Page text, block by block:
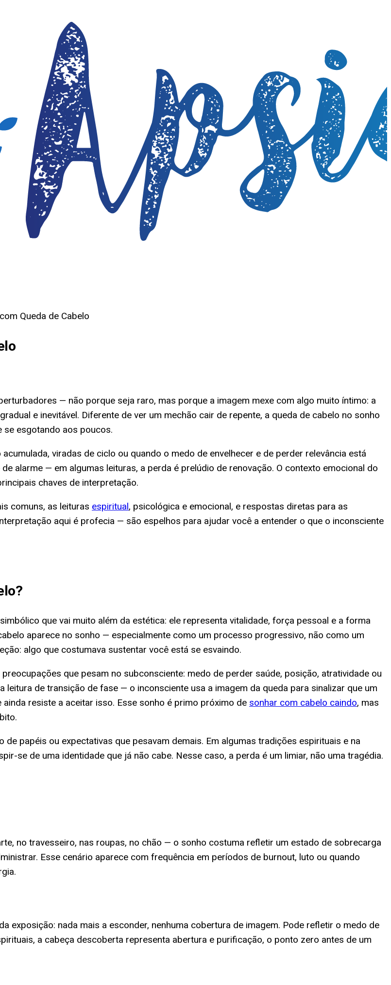
Queda de Cabelo
— não porque seja raro, mas porque a imagem mexe com algo muito íntimo: a
e inevitável. Diferente de ver um mechão cair de repente, a queda de cabelo no sonho
esgotando aos poucos.
viradas de ciclo ou quando o medo de envelhecer e de perder relevância está
alarme — em algumas leituras, a perda é prelúdio de renovação. O contexto emocional do
chaves de interpretação.
comuns, as leituras espiritual, psicológica e emocional, e respostas diretas para as
aqui é profecia — são espelhos para ajudar você a entender o que o inconsciente
?
que vai muito além da estética: ele representa vitalidade, força pessoal e a forma
aparece no sonho — especialmente como um processo progressivo, não como um
algo que costumava sustentar você está se esvaindo.
que pesam no subconsciente: medo de perder saúde, posição, atratividade ou
de transição de fase — o inconsciente usa a imagem da queda para sinalizar que um
resiste a aceitar isso. Esse sonho é primo próximo de sonhar com cabelo caindo, mas
papéis ou expectativas que pesavam demais. Em algumas tradições espirituais e na
se de uma identidade que já não cabe. Nesse caso, a perda é um limiar, não uma tragédia.
no travesseiro, nas roupas, no chão — o sonho costuma refletir um estado de sobrecarga
Esse cenário aparece com frequência em períodos de burnout, luto ou quando
exposição: nada mais a esconder, nenhuma cobertura de imagem. Pode refletir o medo de
a cabeça descoberta representa abertura e purificação, o ponto zero antes de um